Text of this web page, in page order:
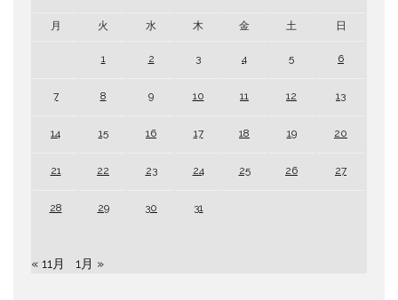
月 火 水 木 金 土 日
1 2 3 4 5 6
7 8 9 10 11 12 13
14 15 16 17 18 19 20
21 22 23 24 25 26 27
28 29 30 31
« 11月 1月 »